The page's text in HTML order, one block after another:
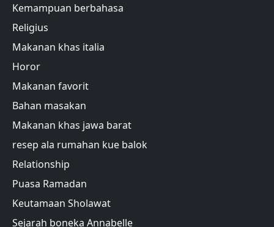
Kemampuan berbahasa
Religius
Makanan khas italia
Horor
Makanan favorit
Bahan masakan
Makanan khas jawa barat
resep ala rumahan kue balok
Relationship
Puasa Ramadan
Keutamaan Sholawat
Sejarah boneka Annabelle